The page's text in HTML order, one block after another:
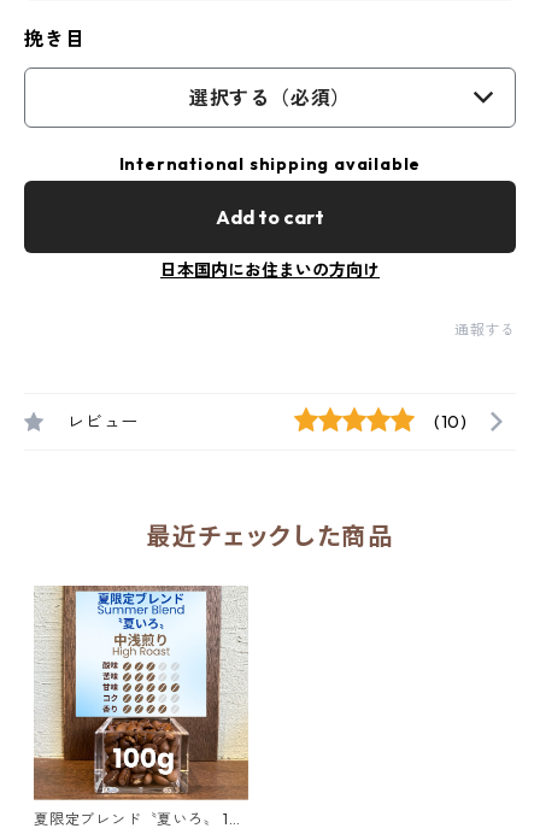
挽き目
選択する（必須）
International shipping available
Add to cart
日本国内にお住まいの方向け
通報する
レビュー (10)
最近チェックした商品
夏限定ブレンド〝夏いろ〟 10